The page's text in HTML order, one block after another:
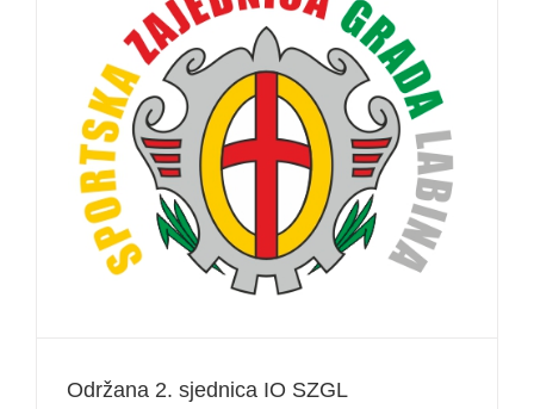
Održana 2. sjednica IO SZGL